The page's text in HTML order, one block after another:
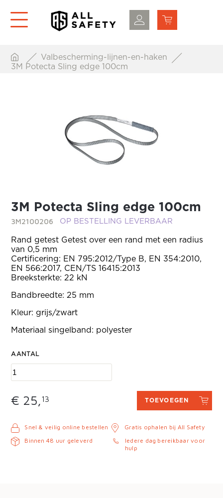
Valbescherming-lijnen-en-haken
3M Potecta Sling edge 100cm
3M Potecta Sling edge 100cm
3M2100206 OP BESTELLING LEVERBAAR
Rand getest Getest over een rand met een radius
van 0,5 mm
Certificering: EN 795:2012/Type B, EN 354:2010,
EN 566:2017, CEN/TS 16415:2013
Breeksterkte: 22 kN
Bandbreedte: 25 mm
Kleur: grijs/zwart
Materiaal singelband: polyester
AANTAL
€ 25,13 TOEVOEGEN
Snel & veilig online bestellen
Binnen 48 uur geleverd
Gratis ophalen bij All Safety
Iedere dag bereikbaar voor
hulp